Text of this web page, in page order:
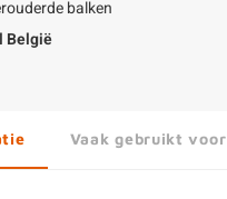
balken
België
Vaak gebruikt voor